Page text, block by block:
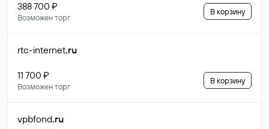
388 700 ₽
Возможен торг
В корзину
rtc-internet.ru
11 700 ₽
Возможен торг
В корзину
vpbfond.ru